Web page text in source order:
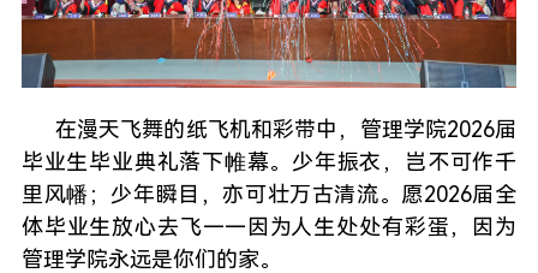
在漫天飞舞的纸飞机和彩带中，管理学院2026届
毕业生毕业典礼落下帷幕。少年振衣，岂不可作千
里风幡；少年瞬目，亦可壮万古清流。愿2026届全
体毕业生放心去飞——因为人生处处有彩蛋，因为
管理学院永远是你们的家。